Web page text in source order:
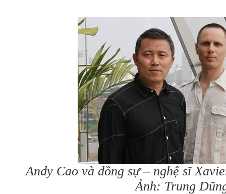
Andy Cao và đồng sự – nghệ sĩ
Ảnh: Trung